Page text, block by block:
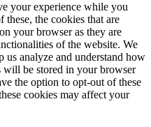
your experience while you
the cookies that are
your browser as they are
of the website. We
us analyze and understand how
will be stored in your browser
the option to opt-out of these
cookies may affect your